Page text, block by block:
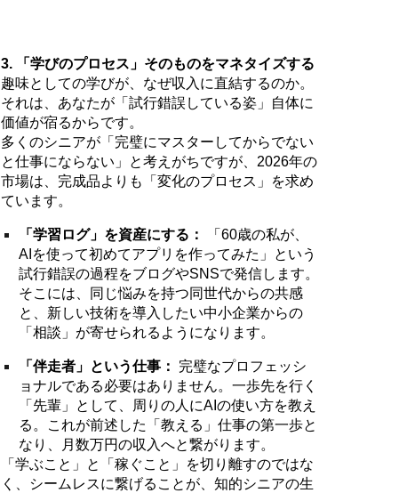
3. 「学びのプロセス」そのものをマネタイズする
趣味としての学びが、なぜ収入に直結するのか。
それは、あなたが「試行錯誤している姿」自体に
価値が宿るからです。
多くのシニアが「完璧にマスターしてからでない
と仕事にならない」と考えがちですが、2026年の
市場は、完成品よりも「変化のプロセス」を求め
ています。
「学習ログ」を資産にする：
「60歳の私が、
AIを使って初めてアプリを作ってみた」という
試行錯誤の過程をブログやSNSで発信します。
そこには、同じ悩みを持つ同世代からの共感
と、新しい技術を導入したい中小企業からの
「相談」が寄せられるようになります。
「伴走者」という仕事：
完璧なプロフェッシ
ョナルである必要はありません。一歩先を行く
「先輩」として、周りの人にAIの使い方を教え
る。これが前述した「教える」仕事の第一歩と
なり、月数万円の収入へと繋がります。
「学ぶこと」と「稼ぐこと」を切り離すのではな
く、シームレスに繋げることが、知的シニアの生